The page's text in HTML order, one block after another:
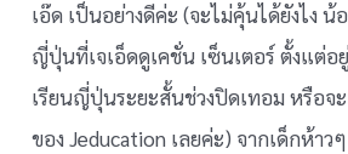
เอ๊ด เป็นอย่างดีค่ะ (จะไม่คุ้นได้ยังไง น้
ญี่ปุ่นที่เจเอ็ดดูเคชั่น เซ็นเตอร์ ตั้งแต่อ
เรียนญี่ปุ่นระยะสั้นช่วงปิดเทอม หรือจ
ของ Jeducation เลยค่ะ) จากเด็กห้า